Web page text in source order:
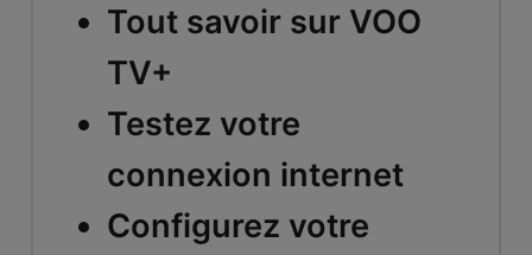
Tout savoir sur VOO
TV+
Testez votre
connexion internet
Configurez votre